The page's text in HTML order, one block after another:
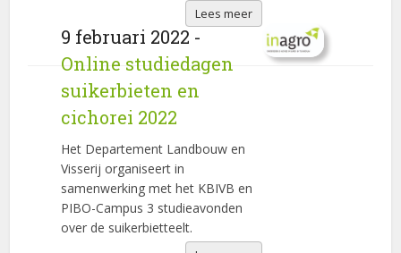
Lees meer
9 februari 2022 -
Online studiedagen
suikerbieten en
cichorei 2022
Het Departement Landbouw en
Visserij organiseert in
samenwerking met het KBIVB en
PIBO-Campus 3 studieavonden
over de suikerbietteelt.